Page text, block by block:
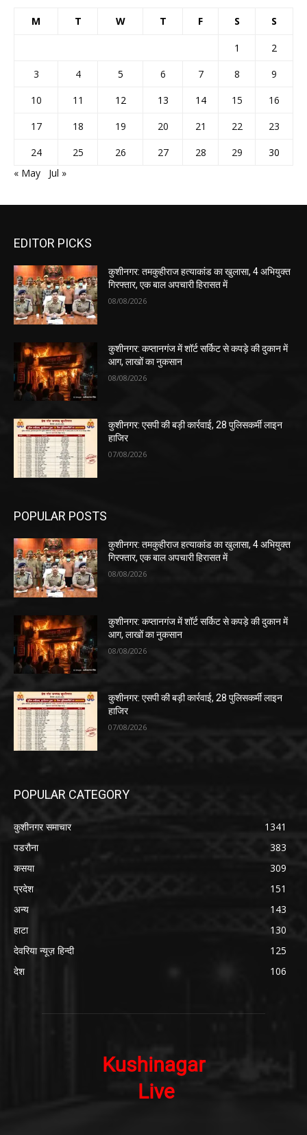
M T W T F S S
1
2
3
4 5 6 7 8
9
10
11 12 13 14 15
16
17
18 19 20 21 22
23
24
25 26 27 28 29
30
« May
Jul »
EDITOR PICKS
कुशीनगर: तमकुहीराज हत्याकांड का खुलासा, 4 अभियुक्त
गिरफ्तार, एक बाल अपचारी हिरासत में
08/08/2026
कुशीनगर: कप्तानगंज में शॉर्ट सर्किट से कपड़े की दुकान में
आग, लाखों का नुकसान
08/08/2026
कुशीनगर: एसपी की बड़ी कार्रवाई, 28 पुलिसकर्मी लाइन
हाजिर
07/08/2026
POPULAR POSTS
कुशीनगर: तमकुहीराज हत्याकांड का खुलासा, 4 अभियुक्त
गिरफ्तार, एक बाल अपचारी हिरासत में
08/08/2026
कुशीनगर: कप्तानगंज में शॉर्ट सर्किट से कपड़े की दुकान में
आग, लाखों का नुकसान
08/08/2026
कुशीनगर: एसपी की बड़ी कार्रवाई, 28 पुलिसकर्मी लाइन
हाजिर
07/08/2026
POPULAR CATEGORY
कुशीनगर समाचार
1341
पडरौना
383
कसया
309
प्रदेश
151
अन्य
143
हाटा
130
देवरिया न्यूज़ हिन्दी
125
देश
106